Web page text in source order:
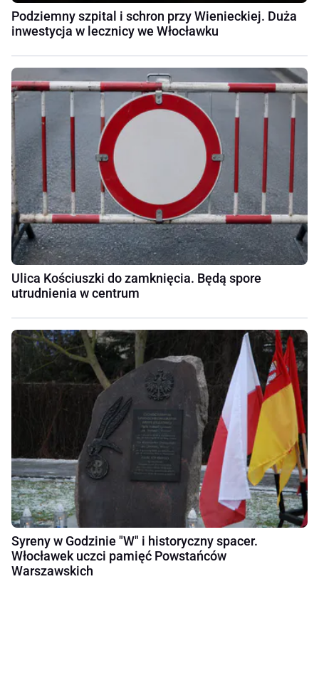
Podziemny szpital i schron przy Wienieckiej. Duża
inwestycja w lecznicy we Włocławku
Ulica Kościuszki do zamknięcia. Będą spore
utrudnienia w centrum
Syreny w Godzinie "W" i historyczny spacer.
Włocławek uczci pamięć Powstańców
Warszawskich